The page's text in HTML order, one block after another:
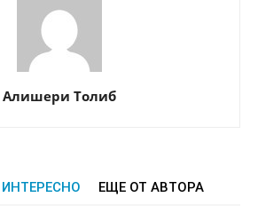
Алишери Толиб
ЕЩЕ ОТ АВТОРА